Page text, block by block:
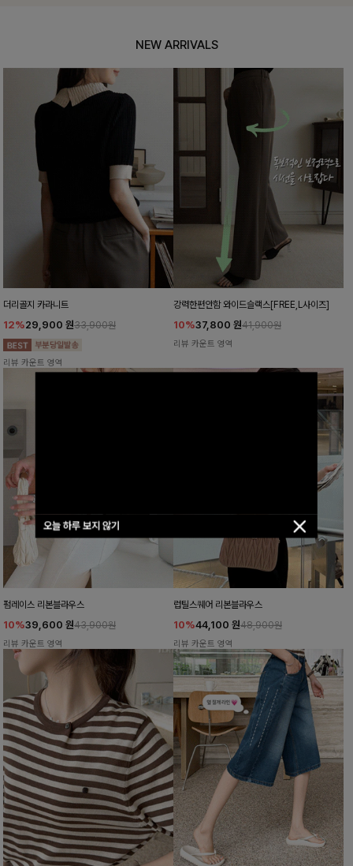
오늘 하루 보지 않기
NEW ARRIVALS
더리골지 카라니트
12%29,900 원33,900원
리뷰 카운트 영역
강력한편안함 와이드슬랙스[FREE,L사이즈]
10%37,800 원41,900원
리뷰 카운트 영역
펌레이스 리본블라우스
10%39,600 원43,900원
리뷰 카운트 영역
럽틸스퀘어 리본블라우스
10%44,100 원48,900원
리뷰 카운트 영역